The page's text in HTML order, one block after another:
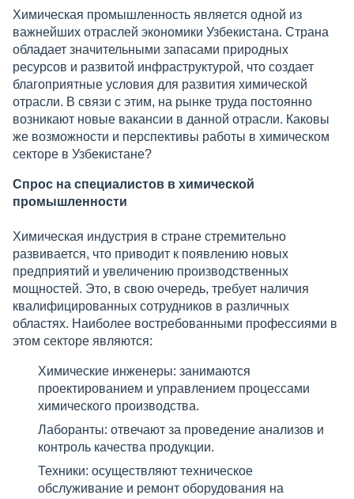
Химическая промышленность является одной из
важнейших отраслей экономики Узбекистана. Страна
обладает значительными запасами природных
ресурсов и развитой инфраструктурой, что создает
благоприятные условия для развития химической
отрасли. В связи с этим, на рынке труда постоянно
возникают новые вакансии в данной отрасли. Каковы
же возможности и перспективы работы в химическом
секторе в Узбекистане?
Спрос на специалистов в химической
промышленности
Химическая индустрия в стране стремительно
развивается, что приводит к появлению новых
предприятий и увеличению производственных
мощностей. Это, в свою очередь, требует наличия
квалифицированных сотрудников в различных
областях. Наиболее востребованными профессиями в
этом секторе являются:
Химические инженеры: занимаются
проектированием и управлением процессами
химического производства.
Лаборанты: отвечают за проведение анализов и
контроль качества продукции.
Техники: осуществляют техническое
обслуживание и ремонт оборудования на